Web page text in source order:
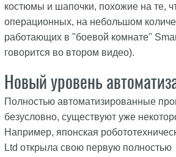
костюмы и шапочки, похожие на те,
операционных, на небольшом
работающих в "боевой комнате"
говорится во втором видео).
Новый уровень
Полностью автоматизированные
безусловно, существуют уже
Например, японская
Ltd открыла свою первую полностью